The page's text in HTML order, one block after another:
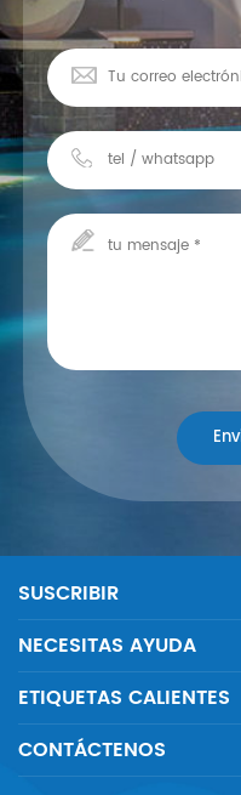
SUSCRIBIR
NECESITAS AYUDA
ETIQUETAS CALIENTES
CONTÁCTENOS